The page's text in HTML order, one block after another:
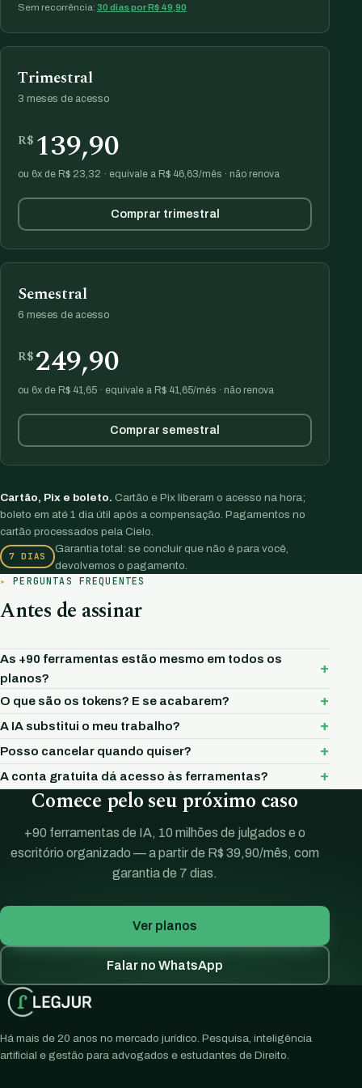
Sem recorrência: 30 dias por R$ 49,90
Trimestral
3 meses de acesso
R$ 139,90
ou 6x de R$ 23,32 · equivale a R$ 46,63/mês · não renova
Comprar trimestral
Semestral
6 meses de acesso
R$249,90
ou 6x de R$ 41,65 · equivale a R$ 41,65/mês · não renova
Comprar semestral
Cartão, Pix e boleto. Cartão e Pix liberam o acesso na hora;
boleto em até 1 dia útil após a compensação. Pagamentos no
cartão processados pela Cielo.
7 DIAS
Garantia total: se concluir que não é para você,
devolvemos o pagamento.
PERGUNTAS FREQUENTES
Antes de assinar
As +90 ferramentas estão mesmo em todos os
planos?
O que são os tokens? E se acabarem?
A IA substitui o meu trabalho?
Posso cancelar quando quiser?
A conta gratuita dá acesso às ferramentas?
Comece pelo seu próximo caso
+90 ferramentas de IA, 10 milhões de julgados e o
escritório organizado — a partir de R$ 39,90/mês, com
garantia de 7 dias.
Ver planos
Falar no WhatsApp
Há mais de 20 anos no mercado jurídico. Pesquisa, inteligência
artificial e gestão para advogados e estudantes de Direito.